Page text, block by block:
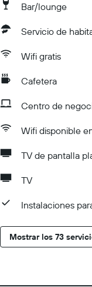
Bar/lounge
Servicio de
Wifi gratis
Cafetera
Centro de
Wifi disponible
TV de pantalla
TV
Instalaciones
Mostrar los 73